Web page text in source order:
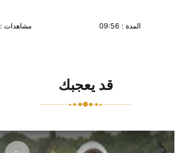
مشاهدات : 1649 المدة : 09:56
قد يعجبك